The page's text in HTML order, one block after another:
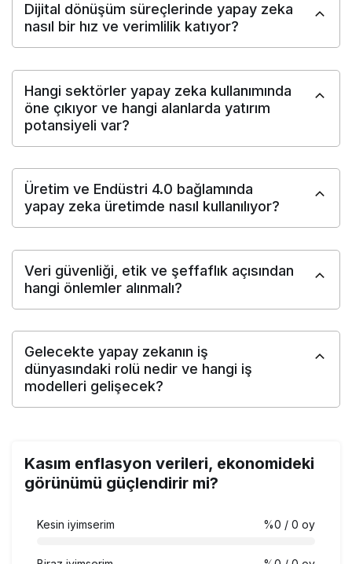
Dijital dönüşüm süreçlerinde yapay zeka
nasıl bir hız ve verimlilik katıyor?
Hangi sektörler yapay zeka kullanımında
öne çıkıyor ve hangi alanlarda yatırım
potansiyeli var?
Üretim ve Endüstri 4.0 bağlamında
yapay zeka üretimde nasıl kullanılıyor?
Veri güvenliği, etik ve şeffaflık açısından
hangi önlemler alınmalı?
Gelecekte yapay zekanın iş
dünyasındaki rolü nedir ve hangi iş
modelleri gelişecek?
Kasım enflasyon verileri, ekonomideki
görünümü güçlendirir mi?
Kesin iyimserim %0 / 0 oy